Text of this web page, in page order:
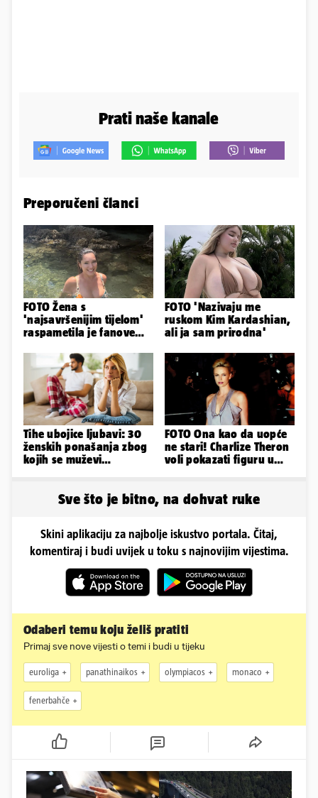
Prati naše kanale
Preporučeni članci
FOTO Žena s
'najsavršenijim tijelom'
raspametila je fanove
plićaka
FOTO 'Nazivaju me
ruskom Kim Kardashian,
ali ja sam prirodna'
Tihe ubojice ljubavi: 30
ženskih ponašanja zbog
kojih se muževi
FOTO Ona kao da uopće
ne stari! Charlize Theron
voli pokazati figuru u
Sve što je bitno, na dohvat ruke
Skini aplikaciju za najbolje iskustvo portala. Čitaj,
komentiraj i budi uvijek u toku s najnovijim vijestima.
Odaberi temu koju želiš pratiti
Primaj sve nove vijesti o temi i budi u tijeku
euroliga panathinaikos olympiacos monaco
fenerbahče